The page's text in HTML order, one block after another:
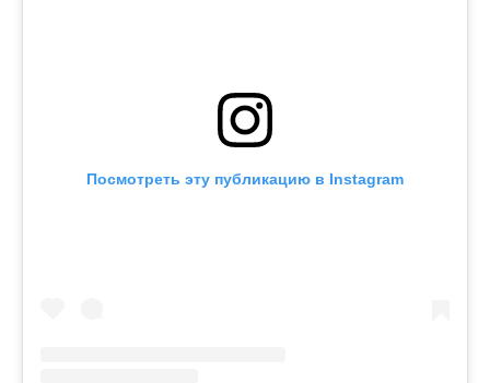
Посмотреть эту публикацию в Instagram